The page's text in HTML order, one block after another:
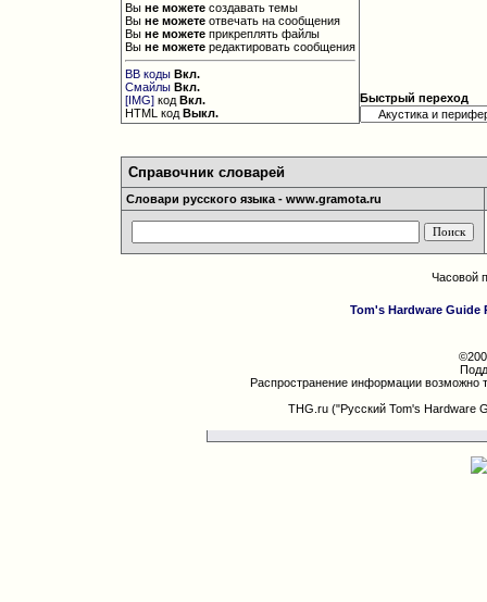
Выне можете создавать темы
Выне можете отвечать на сообщения
Выне можете прикреплять файлы
Выне можете редактировать сообщения
BB коды Вкл.
Смайлы Вкл.
[IMG] кодВкл.
HTML кодВыкл.
Быстрый переход
Справочник словарей
Словари русского языка - www.gramota.ru
Часовой
Tom's Hardware Guide
Распространение информации возможно
THG.ru ("Русский Tom's Hardware